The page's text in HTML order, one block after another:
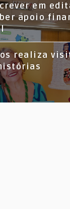
em
apoio
realiza